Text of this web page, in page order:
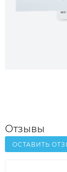
Отзывы
ОСТАВИТЬ